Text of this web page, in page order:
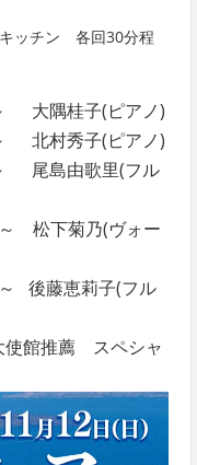
ッチン 各回30分程
大隅桂子(ピアノ)
北村秀子(ピアノ)
尾島由歌里(フル
松下菊乃(ヴォー
後藤恵莉子(フル
使館推薦 スペシャ